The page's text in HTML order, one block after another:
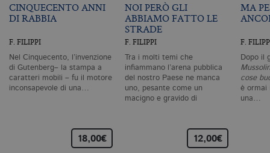
CINQUECENTO ANNI
DI RABBIA
F. FILIPPI
Nel Cinquecento, l’invenzione
di Gutenberg– la stampa a
caratteri mobili – fu il motore
inconsapevole di una…
18,00€
NOI PERÒ GLI
ABBIAMO FATTO LE
STRADE
F. FILIPPI
Tra i molti temi che
infiammano l’arena pubblica
del nostro Paese ne manca
uno, pesante come un
macigno e gravido di
12,00€
MA
F.
Dopo il
cose
è ormai
una…
Nome Dominio Scadenza
CookieScriptConsent
.bollatiboringhieri.it